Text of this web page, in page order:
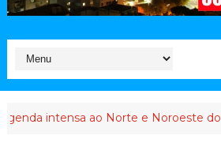
ao Norte e Noroeste do Espírito Santo